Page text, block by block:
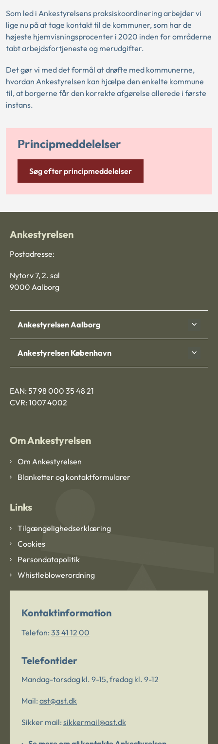
Som led i Ankestyrelsens praksiskoordinering arbejder vi
lige nu på at tage kontakt til de kommuner, som har de
højeste hjemvisningsprocenter i 2020 inden for områderne
tabt arbejdsfortjeneste og merudgifter.
Det gør vi med det formål at drøfte med kommunerne,
hvordan Ankestyrelsen kan hjælpe den enkelte kommune
til, at borgerne får den korrekte afgørelse allerede i første
instans.
Principmeddelelser
Søg efter principmeddelelser
Ankestyrelsen
Postadresse:
Nytorv 7, 2. sal
9000 Aalborg
Ankestyrelsen Aalborg
Ankestyrelsen København
EAN: 57 98 000 35 48 21
CVR: 1007 4002
Om Ankestyrelsen
Om Ankestyrelsen
Blanketter og kontaktformularer
Links
Tilgængelighedserklæring
Cookies
Persondatapolitik
Whistleblowerordning
Kontaktinformation
Telefon: 33 41 12 00
Telefontider
Mandag-torsdag kl. 9-15, fredag kl. 9-12
Mail: ast@ast.dk
Sikker mail: sikkermail@ast.dk